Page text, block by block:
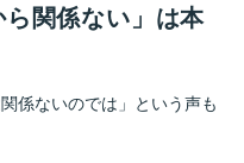
ら関係ない」は本
係ないのでは」という声も